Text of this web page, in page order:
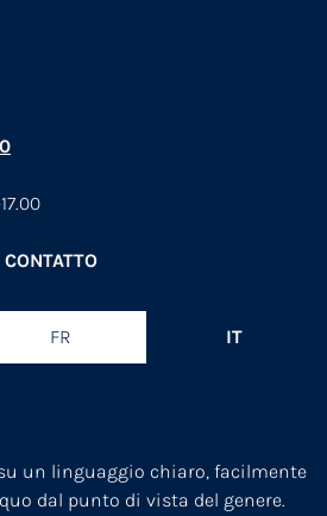
FR IT
su un linguaggio chiaro, facilmente
dal punto di vista del genere.